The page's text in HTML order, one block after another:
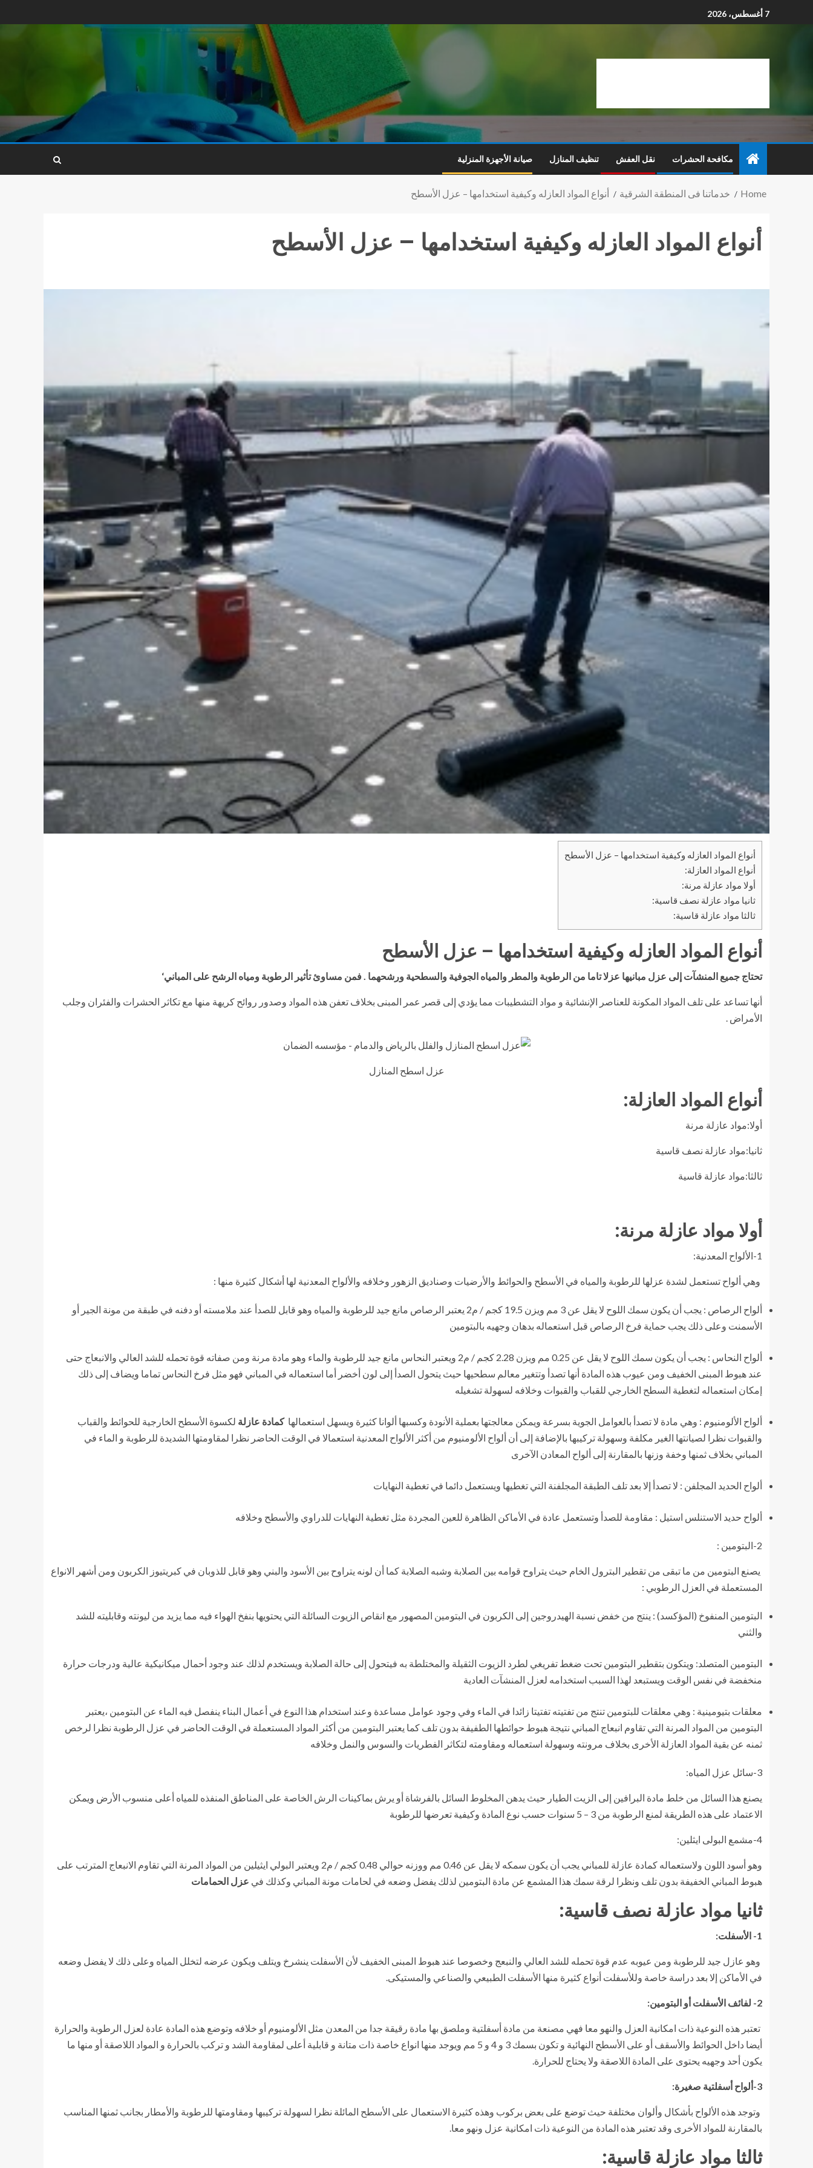
7 أغسطس، 2026
مكافحة الحشرات نقل العفش تنظيف المنازل صيانة الأجهزة المنزلية
Home خدماتنا فى المنطقة الشرقية أنواع المواد العازله وكيفية استخدامها – عزل الأسطح
أنواع المواد العازله وكيفية استخدامها – عزل الأسطح
أنواع المواد العازله وكيفية استخدامها – عزل الأسطح
أنواع المواد العازلة:
أولا مواد عازلة مرنة:
ثانيا مواد عازلة نصف قاسية:
ثالثا مواد عازلة قاسية:
أنواع المواد العازله وكيفية استخدامها – عزل الأسطح
تحتاج جميع المنشآت إلى عزل مبانيها عزلا تاما من الرطوبة والمطر والمياه الجوفية والسطحية ورشحهما . فمن مساوئ تأثير الرطوبة ومياه الرشح على المباني‘
أنها تساعد على تلف المواد المكونة للعناصر الإنشائية و مواد التشطيبات مما يؤدي إلى قصر عمر المبنى بخلاف تعفن هذه المواد وصدور روائح كريهة منها مع تكاثر الحشرات والفئران وجلب
الأمراض .
عزل اسطح المنازل
أنواع المواد العازلة:
أولا:مواد عازلة مرنة
ثانيا:مواد عازلة نصف قاسية
ثالثا:مواد عازلة قاسية
أولا مواد عازلة مرنة:
1-الألواح المعدنية:
وهي ألواح تستعمل لشدة عزلها للرطوبة والمياه في الأسطح والحوائط والأرضيات وصناديق الزهور وخلافه والألواح المعدنية لها أشكال كثيرة منها :
ألواح الرصاص : يجب أن يكون سمك اللوح لا يقل عن 3 مم ويزن 19.5 كجم / م2 يعتبر الرصاص مانع جيد للرطوبة والمياه وهو قابل للصدأ عند ملامسته أو دفنه في طبقة من مونة الجير أو
الأسمنت وعلى ذلك يجب حماية فرخ الرصاص قبل استعماله بدهان وجهيه بالبتومين
ألواح النحاس : يجب أن يكون سمك اللوح لا يقل عن 0.25 مم ويزن 2.28 كجم / م2 ويعتبر النحاس مانع جيد للرطوبة والماء وهو مادة مرنة ومن صفاته قوة تحمله للشد العالي والانبعاج حتى
عند هبوط المبنى الخفيف ومن عيوب هذه المادة أنها تصدأ وتتغير معالم سطحيها حيث يتحول الصدأ إلى لون أخضر أما استعماله في المباني فهو مثل فرخ النحاس تماما ويضاف إلى ذلك
إمكان استعماله لتغطية السطح الخارجي للقباب والقبوات وخلافه لسهولة تشغيله
ألواح الألومنيوم : وهي مادة لا تصدأ بالعوامل الجوية بسرعة ويمكن معالجتها بعملية الأنودة وكسبها ألوانا كثيرة ويسهل استعمالهاكمادة عازلة لكسوة الأسطح الخارجية للحوائط والقباب
والقبوات نظرا لصيانتها الغير مكلفة وسهولة تركيبها بالإضافة إلى أن ألواح الألومنيوم من أكثر الألواح المعدنية استعمالا في الوقت الحاضر نظرا لمقاومتها الشديدة للرطوبة و الماء في
المباني بخلاف ثمنها وخفة وزنها بالمقارنة إلى ألواح المعادن الآخرى
ألواح الحديد المجلفن : لا تصدأ إلا بعد تلف الطبقة المجلفنة التي تغطيها ويستعمل دائما في تغطية النهايات
ألواح حديد الاستنلس استيل : مقاومة للصدأ وتستعمل عادة في الأماكن الظاهرة للعين المجردة مثل تغطية النهايات للدراوي والأسطح وخلافه
2-البتومين :
يصنع البتومين من ما تبقى من تقطير البترول الخام حيث يتراوح قوامه بين الصلابة وشبه الصلابة كما أن لونه يتراوح بين الأسود والبني وهو قابل للذوبان في كبريتيوز الكربون ومن أشهر الانواع
المستعملة في العزل الرطوبي :
البتومين المنفوخ (المؤكسد) : ينتج من خفض نسبة الهيدروجين إلى الكربون في البتومين المصهور مع انقاص الزيوت السائلة التي يحتويها بنفخ الهواء فيه مما يزيد من ليونته وقابليته للشد
والثني
البتومين المتصلد: ويتكون بتقطير البتومين تحت ضغط تفريغي لطرد الزيوت الثقيلة والمختلطة به فيتحول إلى حالة الصلابة ويستخدم لذلك عند وجود أحمال ميكانيكية عالية ودرجات حرارة
منخفضة في نفس الوقت ويستبعد لهذا السبب استخدامه لعزل المنشآت العادية
معلقات بتيومينية : وهي معلقات للبتومين تنتج من تفتيته تفتيتا زائدا في الماء وفي وجود عوامل مساعدة وعند استخدام هذا النوع في أعمال البناء ينفصل فيه الماء عن البتومين ،يعتبر
البتومين من المواد المرنة التي تقاوم انبعاج المباني نتيجة هبوط حوائطها الطفيفة بدون تلف كما يعتبر البتومين من أكثر المواد المستعملة في الوقت الحاضر في عزل الرطوبة نظرا لرخص
ثمنه عن بقية المواد العازلة الأخرى بخلاف مرونته وسهولة استعماله ومقاومته لتكاثر الفطريات والسوس والنمل وخلافه
3-سائل عزل المياه:
يصنع هذا السائل من خلط مادة البرافين إلى الزيت الطيار حيث يدهن المخلوط السائل بالفرشاة أو يرش بماكينات الرش الخاصة على المناطق المنفذه للمياه أعلى منسوب الأرض ويمكن
الاعتماد على هذه الطريقة لمنع الرطوبة من 3 – 5 سنوات حسب نوع المادة وكيفية تعرضها للرطوبة
4-مشمع البولى ايثلين:
وهو أسود اللون ولاستعماله كمادة عازلة للمباني يجب أن يكون سمكه لا يقل عن 0.46 مم ووزنه حوالي 0.48 كجم / م2 ويعتبر البولي ايثيلين من المواد المرنة التي تقاوم الانبعاج المترتب على
هبوط المباني الخفيفة بدون تلف ونظرا لرقة سمك هذا المشمع عن مادة البتومين لذلك يفضل وضعه في لحامات مونة المباني وكذلك في عزل الحمامات
ثانيا مواد عازلة نصف قاسية:
1- الأسفلت:
وهو عازل جيد للرطوبة ومن عيوبه عدم قوة تحمله للشد العالي والنبعج وخصوصا عند هبوط المبنى الخفيف لأن الأسفلت ينشرخ ويتلف ويكون عرضه لتخلل المياه وعلى ذلك لا يفضل وضعه
في الأماكن إلا بعد دراسة خاصة وللأسفلت أنواع كثيرة منها الأسفلت الطبيعي والصناعي والمستيكى.
2- لفائف الأسفلت أو البتومين:
تعتبر هذه النوعية ذات امكانية العزل والنهو معا فهي مصنعة من مادة أسفلتية وملصق بها مادة رقيقة جدا من المعدن مثل الألومنيوم أو خلافه وتوضع هذه المادة عادة لعزل الرطوبة والحرارة
أيضا داخل الحوائط والأسقف أو على الأسطح النهائية و تكون بسمك 3 و 4 و 5 مم ويوجد منها انواع خاصة ذات متانة و قابلية أعلى لمقاومة الشد و تركب بالحرارة و المواد اللاصقة أو منها ما
يكون أحد وجهيه يحتوى على المادة اللاصقة ولا يحتاج للحرارة.
3-ألواح أسفلتية صغيرة:
وتوجد هذه الألواح بأشكال وألوان مختلفة حيث توضع على بعض بركوب وهذه كثيرة الاستعمال على الأسطح المائلة نظرا لسهولة تركيبها ومقاومتها للرطوبة والأمطار بجانب ثمنها المناسب
بالمقارنة للمواد الأخرى وقد تعتبر هذه المادة من النوعية ذات امكانية عزل ونهو معا.
ثالثا مواد عازلة قاسية: